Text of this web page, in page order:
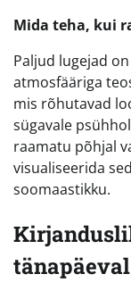
Mida teha, kui
Paljud lugejad
atmosfääriga
mis rõhutavad
sügavale
raamatu põhjal
visualiseerida
soomaastikku.
tänapäeval